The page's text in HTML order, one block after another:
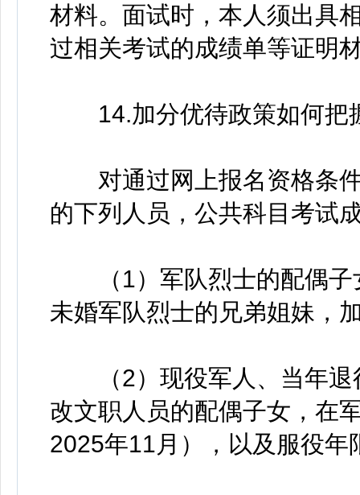
材料。面试时，本人须出具
过相关考试的成绩单等证明
14.加分优待政策如何把
对通过网上报名资格条件
的下列人员，公共科目考试
（1）军队烈士的配偶子
未婚军队烈士的兄弟姐妹，
（2）现役军人、当年退
改文职人员的配偶子女，在
2025年11月），以及服役